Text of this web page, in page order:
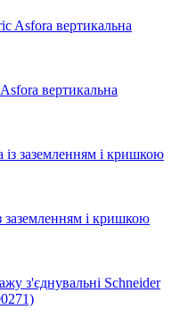
вертикальна
заземленням і кришкою